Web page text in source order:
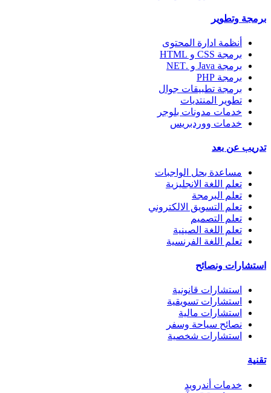
برمجة وتطوير
أنظمة ادارة المحتوى
برمجة CSS و HTML
برمجة Java و .NET
برمجة PHP
برمجة تطبيقات جوال
تطوير المنتديات
خدمات مدونات بلوجر
خدمات ووردبريس
تدريب عن بعد
مساعدة بحل الواجبات
تعلم اللغة الانجليزية
تعلم البرمجة
تعلم التسويق الالكتروني
تعلم التصميم
تعلم اللغة الصينية
تعلم اللغة الفرنسية
استشارات ونصائح
استشارات قانونية
استشارات تسويقية
استشارات مالية
نصائح سياحة وسفر
استشارات شخصية
تقنية
خدمات أندرويد